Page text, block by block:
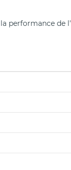
performance de